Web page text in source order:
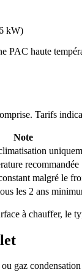
kW)
haute
Tarifs
Note
recommandée
malgré le
les 2 ans
à chauffer, le
gaz condensation